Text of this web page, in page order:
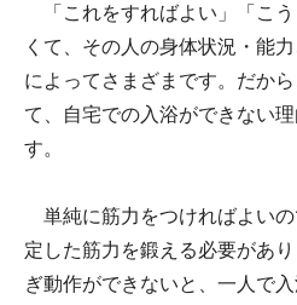
「これをすればよい」「こ
くて、その人の身体状況・能
によってさまざまです。だか
て、自宅での入浴ができない
す。
単純に筋力をつければよい
定した筋力を鍛える必要があ
ぎ動作ができないと、一人で